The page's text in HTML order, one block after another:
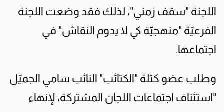
اللجنة "سقف زمني"، لذلك فقد وضعت اللجنة
الفرعيّة "منهجيّة كي لا يدوم النقاش" في
اجتماعها.
وطلب عضو كتلة "الكتائب" النائب سامي الجميّل
"استئناف اجتماعات اللجان المشتركة، لإنهاء